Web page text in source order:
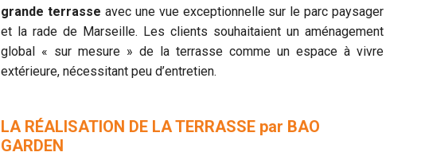
grande terrasse avec une vue exceptionnelle sur le parc paysager
et la rade de Marseille. Les clients souhaitaient un aménagement
global « sur mesure » de la terrasse comme un espace à vivre
extérieure, nécessitant peu d’entretien.
LA RÉALISATION DE LA TERRASSE par BAO
GARDEN